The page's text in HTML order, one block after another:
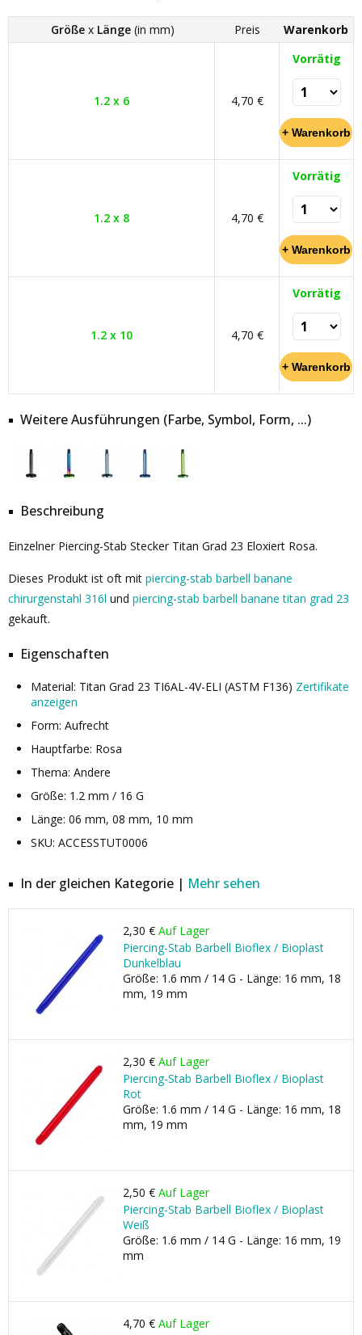
Größex Länge(in mm) Preis Warenkorb
1.2 x 6 4,70 €
Vorrätig
1.2 x 8 4,70 €
Vorrätig
1.2 x 10 4,70 €
Vorrätig
Weitere Ausführungen (Farbe, Symbol, Form, ...)
Beschreibung
Einzelner Piercing-Stab Stecker Titan Grad 23 Eloxiert Rosa.
Dieses Produkt ist oft mit piercing-stab barbell banane
chirurgenstahl 316l und piercing-stab barbell banane titan grad 23
gekauft.
Eigenschaften
Material: Titan Grad 23 TI6AL-4V-ELI (ASTM F136) Zertifikate
anzeigen
Form: Aufrecht
Hauptfarbe: Rosa
Thema: Andere
Größe: 1.2 mm / 16 G
Länge: 06 mm, 08 mm, 10 mm
SKU: ACCESSTUT0006
In der gleichen Kategorie | Mehr sehen
2,30 € Auf Lager
Piercing-Stab Barbell Bioflex / Bioplast
Dunkelblau
Größe: 1.6 mm / 14 G - Länge: 16 mm, 18
mm, 19 mm
2,30 € Auf Lager
Piercing-Stab Barbell Bioflex / Bioplast
Rot
Größe: 1.6 mm / 14 G - Länge: 16 mm, 18
mm, 19 mm
2,50 € Auf Lager
Piercing-Stab Barbell Bioflex / Bioplast
Weiß
Größe: 1.6 mm / 14 G - Länge: 16 mm, 19
mm
4,70 € Auf Lager